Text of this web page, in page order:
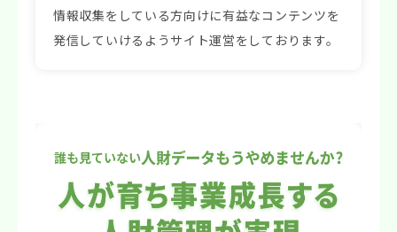
情報収集をしている方向けに有益なコンテンツを
発信していけるようサイト運営をしております。